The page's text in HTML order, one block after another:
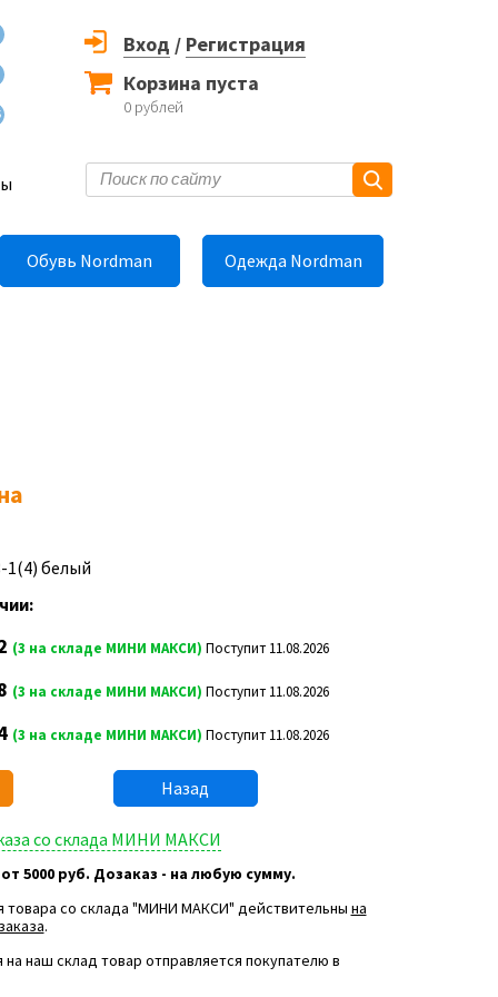
Вход / Регистрация
Корзина пуста
0 рублей
Обувь Nordman Одежда Nordman
1(4) белый
(3 на складе МИНИ МАКСИ) Поступит 11.08.2026
(3 на складе МИНИ МАКСИ) Поступит 11.08.2026
(3 на складе МИНИ МАКСИ) Поступит 11.08.2026
Назад
со склада МИНИ МАКСИ
5000 руб. Дозаказ - на любую сумму.
товара со склада "МИНИ МАКСИ" действительны на
.
на наш склад товар отправляется покупателю в